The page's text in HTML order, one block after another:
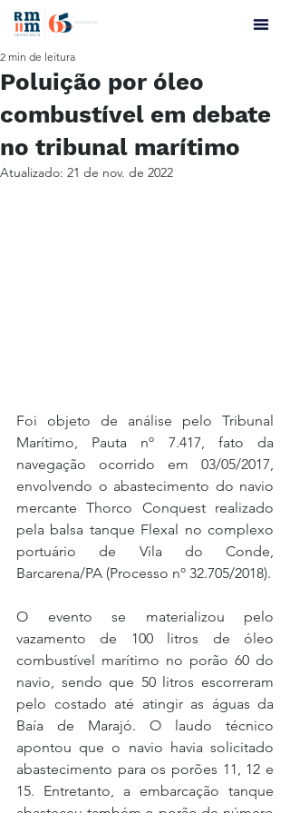
Poluição por óleo
combustível em debate
no tribunal marítimo
2 min de leitura
Atualizado: 21 de nov. de 2022
Foi objeto de análise pelo Tribunal
Marítimo, Pauta nº 7.417, fato da
navegação ocorrido em 03/05/2017,
envolvendo o abastecimento do navio
mercante Thorco Conquest realizado
pela balsa tanque Flexal no complexo
portuário de Vila do Conde,
Barcarena/PA (Processo nº 32.705/2018).
O evento se materializou pelo
vazamento de 100 litros de óleo
combustível marítimo no porão 60 do
navio, sendo que 50 litros escorreram
pelo costado até atingir as águas da
Baía de Marajó. O laudo técnico
apontou que o navio havia solicitado
abastecimento para os porões 11, 12 e
15. Entretanto, a embarcação tanque